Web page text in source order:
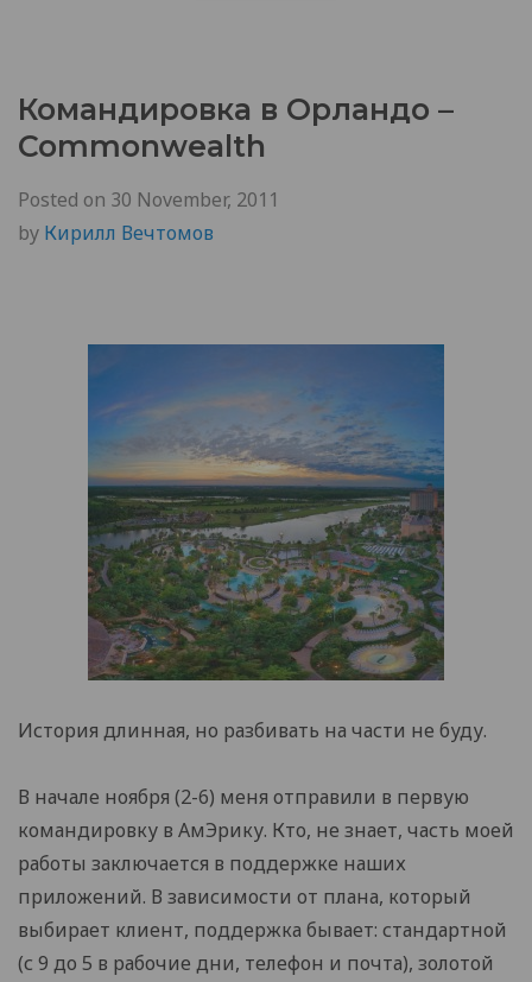
Командировка в Орландо –
Commonwealth
Posted on 30 November, 2011
by Кирилл Вечтомов
История длинная, но разбивать на части не буду.
В начале ноября (2-6) меня отправили в первую
командировку в АмЭрику. Кто, не знает, часть моей
работы заключается в поддержке наших
приложений. В зависимости от плана, который
выбирает клиент, поддержка бывает: стандартной
(с 9 до 5 в рабочие дни, телефон и почта), золотой